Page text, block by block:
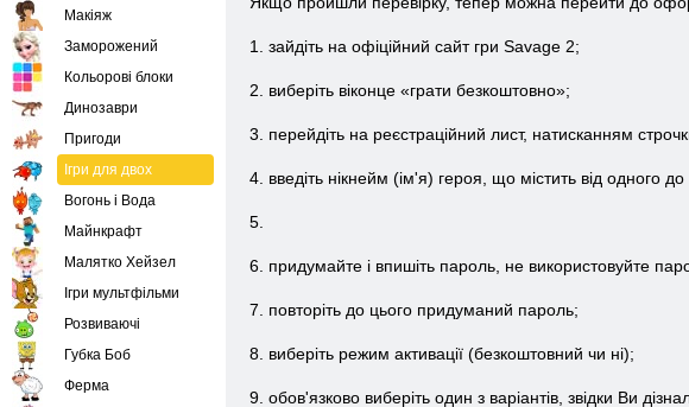
1. зайдіть на офіційний сайт гри Savage 2;
2. виберіть віконце «грати безкоштовно»;
3. перейдіть на реєстраційний лист, натисканням
4. введіть нікнейм (ім'я) героя, що містить від одного
5.
6. придумайте і впишіть пароль, не використовуйте
7. повторіть до цього придуманий пароль;
8. виберіть режим активації (безкоштовний чи ні);
9. обов'язково виберіть один з варіантів, звідки Ви
Макіяж
Заморожений
Кольорові блоки
Динозаври
Пригоди
Ігри для двох
Вогонь і Вода
Майнкрафт
Малятко Хейзел
Ігри мультфільми
Розвиваючі
Губка Боб
Ферма